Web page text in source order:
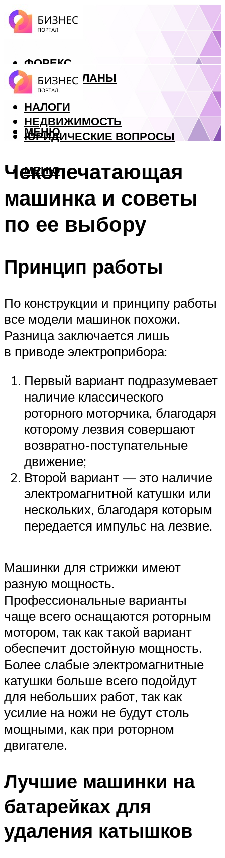
ФОРЕКС
БИЗНЕС ПЛАНЫ
КРЕДИТЫ
НАЛОГИ
НЕДВИЖИМОСТЬ
ЮРИДИЧЕСКИЕ ВОПРОСЫ
МЕНЮ
МЕНЮ
Чекопечатающая
машинка и советы
по ее выбору
Принцип работы
По конструкции и принципу работы
все модели машинок похожи.
Разница заключается лишь
в приводе электроприбора:
Первый вариант подразумевает
наличие классического
роторного моторчика, благодаря
которому лезвия совершают
возвратно-поступательные
движение;
Второй вариант — это наличие
электромагнитной катушки или
нескольких, благодаря которым
передается импульс на лезвие.
Машинки для стрижки имеют
разную мощность.
Профессиональные варианты
чаще всего оснащаются роторным
мотором, так как такой вариант
обеспечит достойную мощность.
Более слабые электромагнитные
катушки больше всего подойдут
для небольших работ, так как
усилие на ножи не будут столь
мощными, как при роторном
двигателе.
Лучшие машинки на
батарейках для
удаления катышков